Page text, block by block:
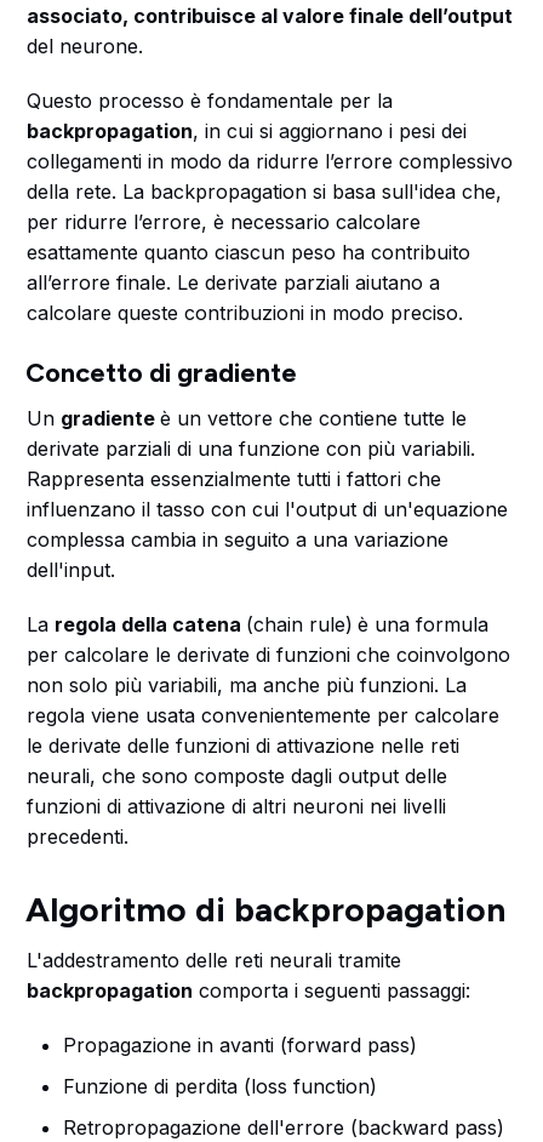
associato, contribuisce al valore finale dell’output
del neurone.
Questo processo è fondamentale per la
backpropagation, in cui si aggiornano i pesi dei
collegamenti in modo da ridurre l’errore complessivo
della rete. La backpropagation si basa sull'idea che,
per ridurre l’errore, è necessario calcolare
esattamente quanto ciascun peso ha contribuito
all’errore finale. Le derivate parziali aiutano a
calcolare queste contribuzioni in modo preciso.
Concetto di gradiente
Un gradienteè un vettore che contiene tutte le
derivate parziali di una funzione con più variabili.
Rappresenta essenzialmente tutti i fattori che
influenzano il tasso con cui l'output di un'equazione
complessa cambia in seguito a una variazione
dell'input.
La regola della catena (chain rule) è una formula
per calcolare le derivate di funzioni che coinvolgono
non solo più variabili, ma anche più funzioni. La
regola viene usata convenientemente per calcolare
le derivate delle funzioni di attivazione nelle reti
neurali, che sono composte dagli output delle
funzioni di attivazione di altri neuroni nei livelli
precedenti.
Algoritmo di backpropagation
L'addestramento delle reti neurali tramite
backpropagation comporta i seguenti passaggi:
Propagazione in avanti (forward pass)
Funzione di perdita (loss function)
Retropropagazione dell'errore (backward pass)